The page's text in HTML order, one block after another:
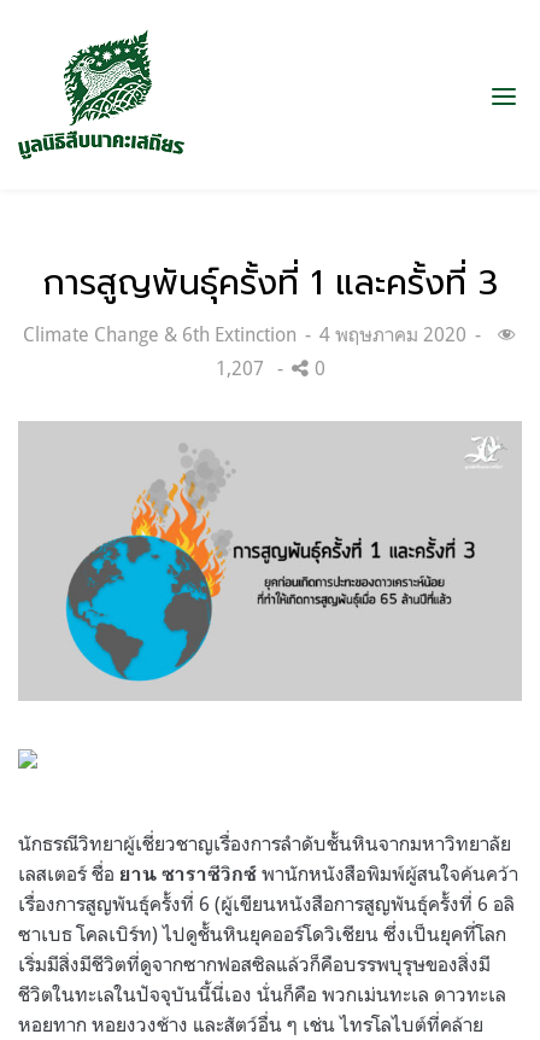
การสูญพันธุ์ครั้งที่ 1 และครั้งที่ 3
Categories:
Climate Change & 6th Extinction
Posted
on
4 พฤษภาคม 2020
1,207
0
นักธรณีวิทยาผู้เชี่ยวชาญเรื่องการลำดับชั้นหินจากมหาวิทยาลัย
เลสเตอร์ ชื่อ ยาน ซาราซีวิกซ์ พานักหนังสือพิมพ์ผู้สนใจค้นคว้า
เรื่องการสูญพันธุ์ครั้งที่ 6 (ผู้เขียนหนังสือการสูญพันธุ์ครั้งที่ 6 อลิ
ซาเบธ โคลเบิร์ท) ไปดูชั้นหินยุคออร์โดวิเชียน ซึ่งเป็นยุคที่โลก
เริ่มมีสิ่งมีชีวิตที่ดูจากซากฟอสซิลแล้วก็คือบรรพบุรุษของสิ่งมี
ชีวิตในทะเลในปัจจุบันนี้นี่เอง นั่นก็คือ พวกเม่นทะเล ดาวทะเล
หอยทาก หอยงวงช้าง และสัตว์อื่น ๆ เช่น ไทรโลไบต์ที่คล้าย